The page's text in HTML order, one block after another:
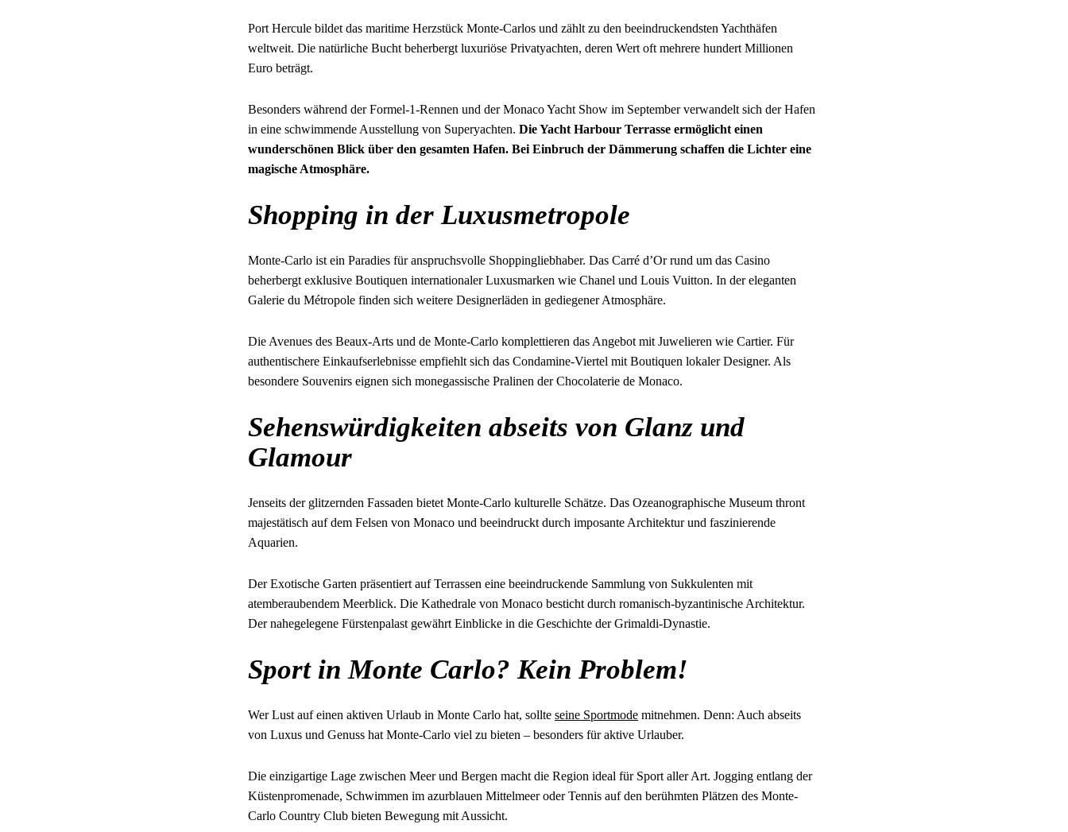
Port Hercule bildet das maritime Herzstück Monte-Carlos und zählt zu den beeindruckendsten Yachthäfen
weltweit. Die natürliche Bucht beherbergt luxuriöse Privatyachten, deren Wert oft mehrere hundert Millionen
Euro beträgt.
Besonders während der Formel-1-Rennen und der Monaco Yacht Show im September verwandelt sich der Hafen
in eine schwimmende Ausstellung von Superyachten. Die Yacht Harbour Terrasse ermöglicht einen
wunderschönen Blick über den gesamten Hafen. Bei Einbruch der Dämmerung schaffen die Lichter eine
magische Atmosphäre.
Shopping in der Luxusmetropole
Monte-Carlo ist ein Paradies für anspruchsvolle Shoppingliebhaber. Das Carré d’Or rund um das Casino
beherbergt exklusive Boutiquen internationaler Luxusmarken wie Chanel und Louis Vuitton. In der eleganten
Galerie du Métropole finden sich weitere Designerläden in gediegener Atmosphäre.
Die Avenues des Beaux-Arts und de Monte-Carlo komplettieren das Angebot mit Juwelieren wie Cartier. Für
authentischere Einkaufserlebnisse empfiehlt sich das Condamine-Viertel mit Boutiquen lokaler Designer. Als
besondere Souvenirs eignen sich monegassische Pralinen der Chocolaterie de Monaco.
Sehenswürdigkeiten abseits von Glanz und
Glamour
Jenseits der glitzernden Fassaden bietet Monte-Carlo kulturelle Schätze. Das Ozeanographische Museum thront
majestätisch auf dem Felsen von Monaco und beeindruckt durch imposante Architektur und faszinierende
Aquarien.
Der Exotische Garten präsentiert auf Terrassen eine beeindruckende Sammlung von Sukkulenten mit
atemberaubendem Meerblick. Die Kathedrale von Monaco besticht durch romanisch-byzantinische Architektur.
Der nahegelegene Fürstenpalast gewährt Einblicke in die Geschichte der Grimaldi-Dynastie.
Sport in Monte Carlo? Kein Problem!
Wer Lust auf einen aktiven Urlaub in Monte Carlo hat, sollte seine Sportmode mitnehmen. Denn: Auch abseits
von Luxus und Genuss hat Monte-Carlo viel zu bieten – besonders für aktive Urlauber.
Die einzigartige Lage zwischen Meer und Bergen macht die Region ideal für Sport aller Art. Jogging entlang der
Küstenpromenade, Schwimmen im azurblauen Mittelmeer oder Tennis auf den berühmten Plätzen des Monte-
Carlo Country Club bieten Bewegung mit Aussicht.